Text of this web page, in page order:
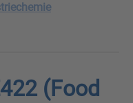
(Food